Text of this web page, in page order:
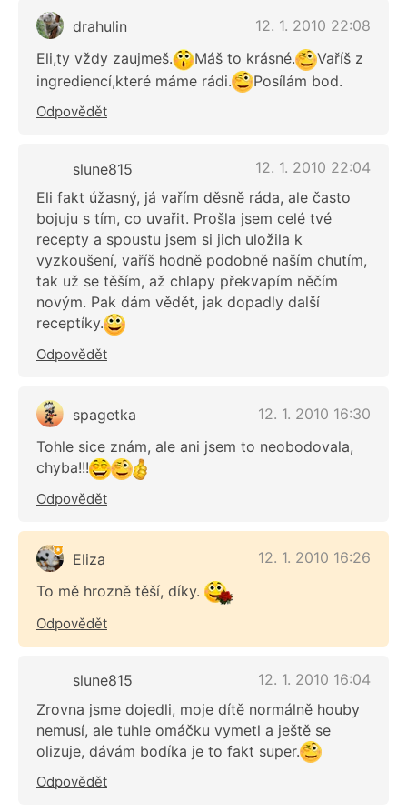
drahulin
12. 1. 2010 22:08
Eli,ty vždy zaujmeš.
Máš to krásné.
Vaříš z
ingrediencí,které máme rádi.
Posílám bod.
Odpovědět
slune815
12. 1. 2010 22:04
Eli fakt úžasný, já vařím děsně ráda, ale často
bojuju s tím, co uvařit. Prošla jsem celé tvé
recepty a spoustu jsem si jich uložila k
vyzkoušení, vaříš hodně podobně naším chutím,
tak už se těším, až chlapy překvapím něčím
novým. Pak dám vědět, jak dopadly další
receptíky.
Odpovědět
spagetka
12. 1. 2010 16:30
Tohle sice znám, ale ani jsem to neobodovala,
chyba!!!
Odpovědět
Eliza
12. 1. 2010 16:26
To mě hrozně těší, díky.
Odpovědět
slune815
12. 1. 2010 16:04
Zrovna jsme dojedli, moje dítě normálně houby
nemusí, ale tuhle omáčku vymetl a ještě se
olizuje, dávám bodíka je to fakt super.
Odpovědět